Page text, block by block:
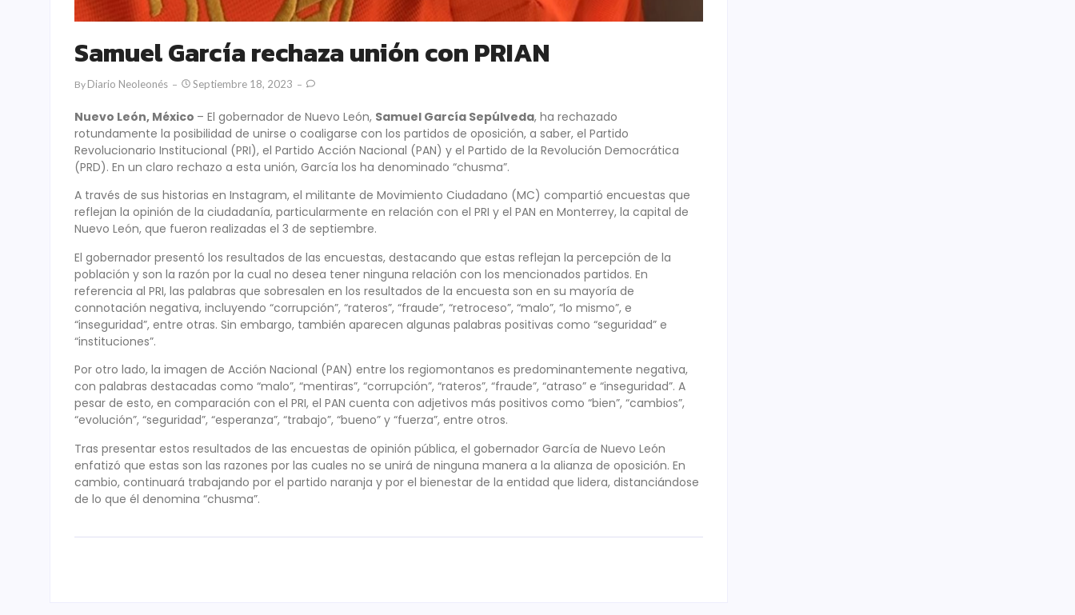
Samuel García rechaza unión con PRIAN
By Diario Neoleonés Septiembre 18, 2023
Nuevo León, México – El gobernador de Nuevo León, Samuel García Sepúlveda, ha rechazado
rotundamente la posibilidad de unirse o coaligarse con los partidos de oposición, a saber, el Partido
Revolucionario Institucional (PRI), el Partido Acción Nacional (PAN) y el Partido de la Revolución Democrática
(PRD). En un claro rechazo a esta unión, García los ha denominado “chusma”.
A través de sus historias en Instagram, el militante de Movimiento Ciudadano (MC) compartió encuestas que
reflejan la opinión de la ciudadanía, particularmente en relación con el PRI y el PAN en Monterrey, la capital de
Nuevo León, que fueron realizadas el 3 de septiembre.
El gobernador presentó los resultados de las encuestas, destacando que estas reflejan la percepción de la
población y son la razón por la cual no desea tener ninguna relación con los mencionados partidos. En
referencia al PRI, las palabras que sobresalen en los resultados de la encuesta son en su mayoría de
connotación negativa, incluyendo “corrupción”, “rateros”, “fraude”, “retroceso”, “malo”, “lo mismo”, e
“inseguridad”, entre otras. Sin embargo, también aparecen algunas palabras positivas como “seguridad” e
“instituciones”.
Por otro lado, la imagen de Acción Nacional (PAN) entre los regiomontanos es predominantemente negativa,
con palabras destacadas como “malo”, “mentiras”, “corrupción”, “rateros”, “fraude”, “atraso” e “inseguridad”. A
pesar de esto, en comparación con el PRI, el PAN cuenta con adjetivos más positivos como “bien”, “cambios”,
“evolución”, “seguridad”, “esperanza”, “trabajo”, “bueno” y “fuerza”, entre otros.
Tras presentar estos resultados de las encuestas de opinión pública, el gobernador García de Nuevo León
enfatizó que estas son las razones por las cuales no se unirá de ninguna manera a la alianza de oposición. En
cambio, continuará trabajando por el partido naranja y por el bienestar de la entidad que lidera, distanciándose
de lo que él denomina “chusma”.